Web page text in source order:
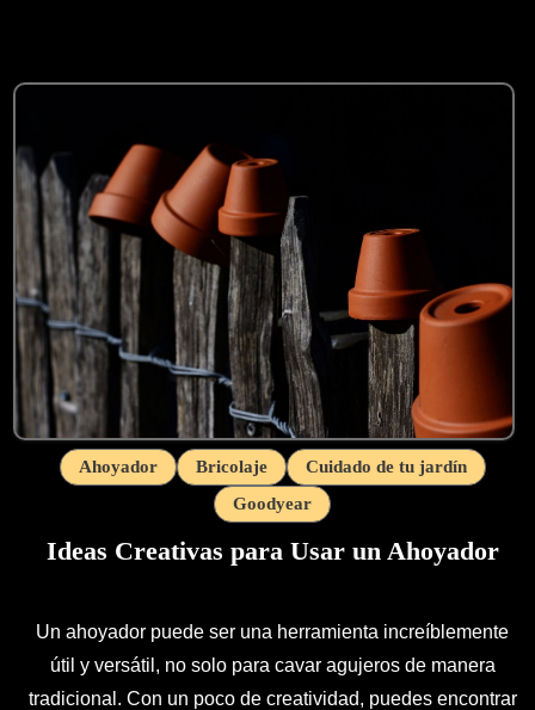
Ahoyador Bricolaje
Cuidado de tu jardín
Goodyear
Ideas Creativas para Usar un Ahoyador
Un ahoyador puede ser una herramienta increíblemente
útil y versátil, no solo para cavar agujeros de manera
tradicional. Con un poco de creatividad, puedes encontrar